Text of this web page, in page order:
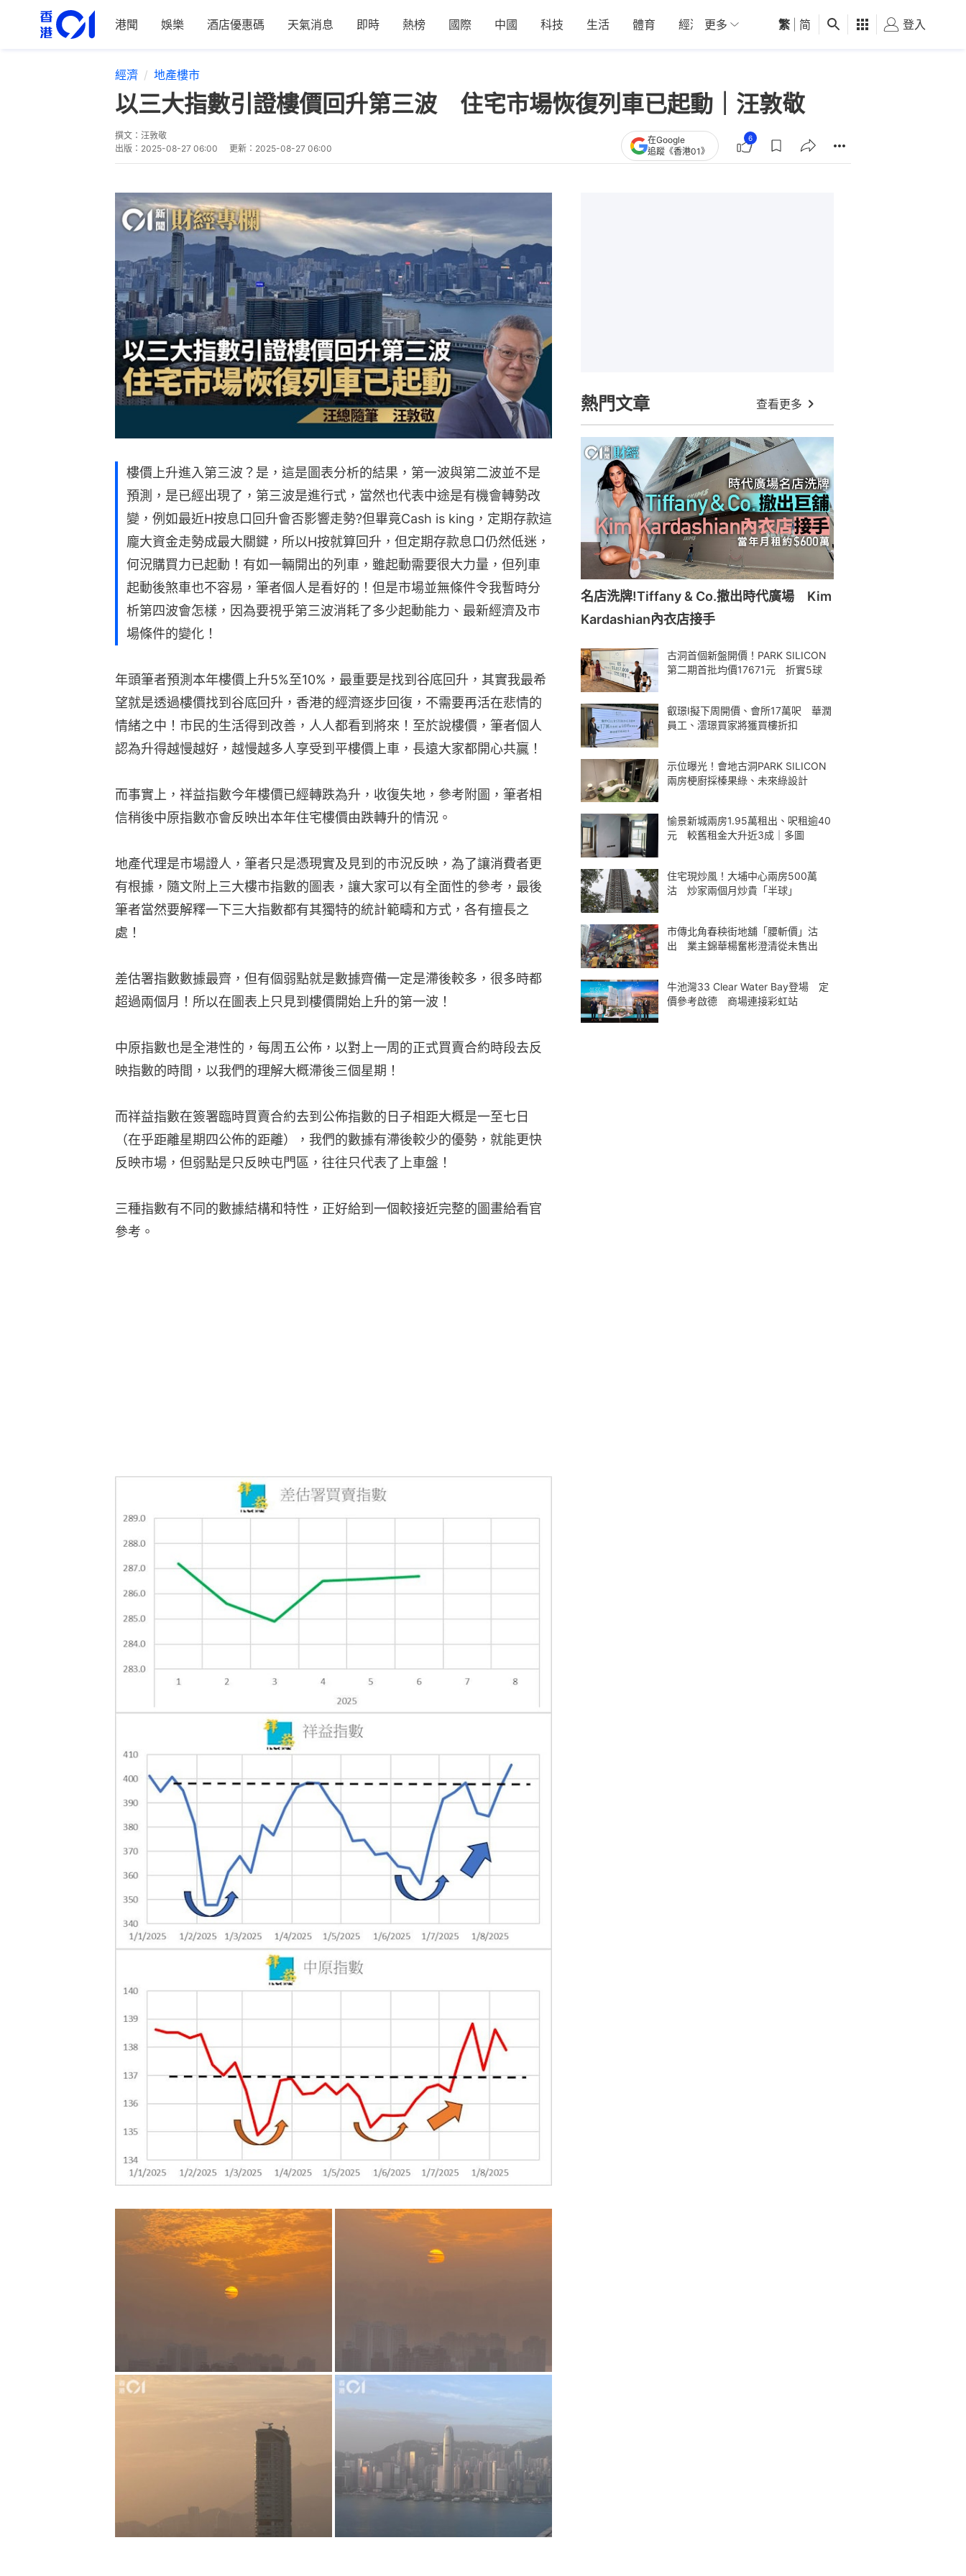
港聞 娛樂 酒店優惠碼 天氣消息 即時 熱榜 國際 中國 科技 生活 體育 經濟 01深圳 觀點 健康 好食玩飛
更多 繁 简 登入
經濟 地產樓市
以三大指數引證樓價回升第三波 住宅市場恢復列車已起動｜汪敦敬
撰文： 汪敦敬
出版： 2025-08-27 06:00 更新： 2025-08-27 06:00
在Google
追蹤《香港01》
6
樓價上升進入第三波？是，這是圖表分析的結果，第一波與第二波並不是
預測，是已經出現了，第三波是進行式，當然也代表中途是有機會轉勢改
變，例如最近H按息口回升會否影響走勢?但畢竟Cash is king，定期存款這
龐大資金走勢成最大關鍵，所以H按就算回升，但定期存款息口仍然低迷，
何況購買力已起動！有如一輛開出的列車，雖起動需要很大力量，但列車
起動後煞車也不容易，筆者個人是看好的！但是市場並無條件令我暫時分
析第四波會怎樣，因為要視乎第三波消耗了多少起動能力、最新經濟及市
場條件的變化！
年頭筆者預測本年樓價上升5%至10%，最重要是找到谷底回升，其實我最希
望就是透過樓價找到谷底回升，香港的經濟逐步回復，不需要再活在悲情的
情緒之中！市民的生活得到改善，人人都看到將來！至於說樓價，筆者個人
認為升得越慢越好，越慢越多人享受到平樓價上車，長遠大家都開心共贏！
而事實上，祥益指數今年樓價已經轉跌為升，收復失地，參考附圖，筆者相
信稍後中原指數亦會反映出本年住宅樓價由跌轉升的情況。
地產代理是市場證人，筆者只是憑現實及見到的市況反映，為了讓消費者更
有根據，隨文附上三大樓市指數的圖表，讓大家可以有全面性的參考，最後
筆者當然要解釋一下三大指數都有其獨特的統計範疇和方式，各有擅長之
處！
差估署指數數據最齊，但有個弱點就是數據齊備一定是滯後較多，很多時都
超過兩個月！所以在圖表上只見到樓價開始上升的第一波！
中原指數也是全港性的，每周五公佈，以對上一周的正式買賣合約時段去反
映指數的時間，以我們的理解大概滯後三個星期！
而祥益指數在簽署臨時買賣合約去到公佈指數的日子相距大概是一至七日
（在乎距離星期四公佈的距離），我們的數據有滯後較少的優勢，就能更快
反映市場，但弱點是只反映屯門區，往往只代表了上車盤！
三種指數有不同的數據結構和特性，正好給到一個較接近完整的圖畫給看官
參考。
熱門文章 查看更多
名店洗牌!Tiffany & Co.撤出時代廣場 Kim
Kardashian內衣店接手
古洞首個新盤開價！PARK SILICON
第二期首批均價17671元 折實5球
叡璟I擬下周開價、會所17萬呎 華潤
員工、澐璟買家將獲買樓折扣
示位曝光！會地古洞PARK SILICON
兩房梗廚採榛果綠、未來綠設計
愉景新城兩房1.95萬租出、呎租逾40
元 較舊租金大升近3成｜多圖
住宅現炒風！大埔中心兩房500萬
沽 炒家兩個月炒貴「半球」
市傳北角春秧街地舖「腰斬價」沽
出 業主錦華楊奮彬澄清從未售出
牛池灣33 Clear Water Bay登場 定
價參考啟德 商場連接彩虹站